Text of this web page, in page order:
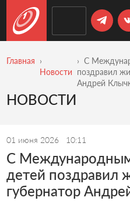
Главная
Новости
С
поздравил
Андрей
НОВОСТИ
01 июня 2026 10:11
С
детей поздравил
губернатор